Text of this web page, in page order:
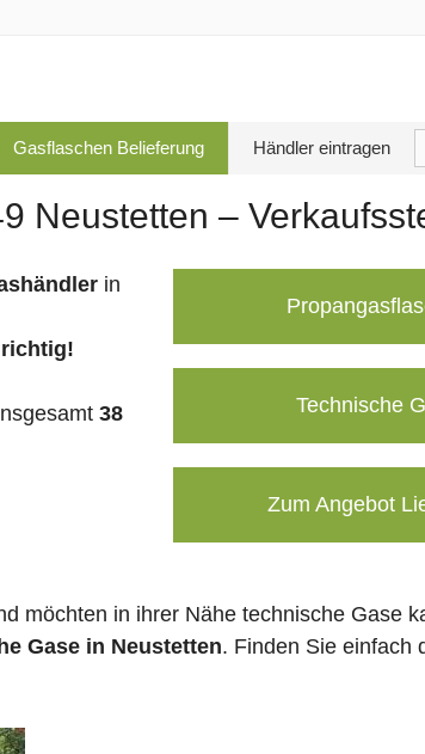
Gasflaschen Belieferung Händler eintragen
Neustetten –
in
38
Technische
Zum Angebot
möchten in ihrer Nähe technische Gase
Gase in Neustetten. Finden Sie einfach